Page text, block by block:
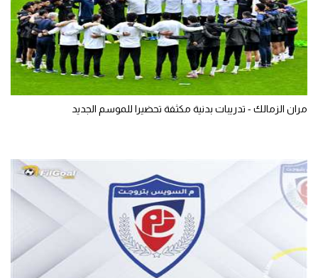
مران الزمالك - تدريبات بدنية مكثفة تحضيرا للموسم الجديد